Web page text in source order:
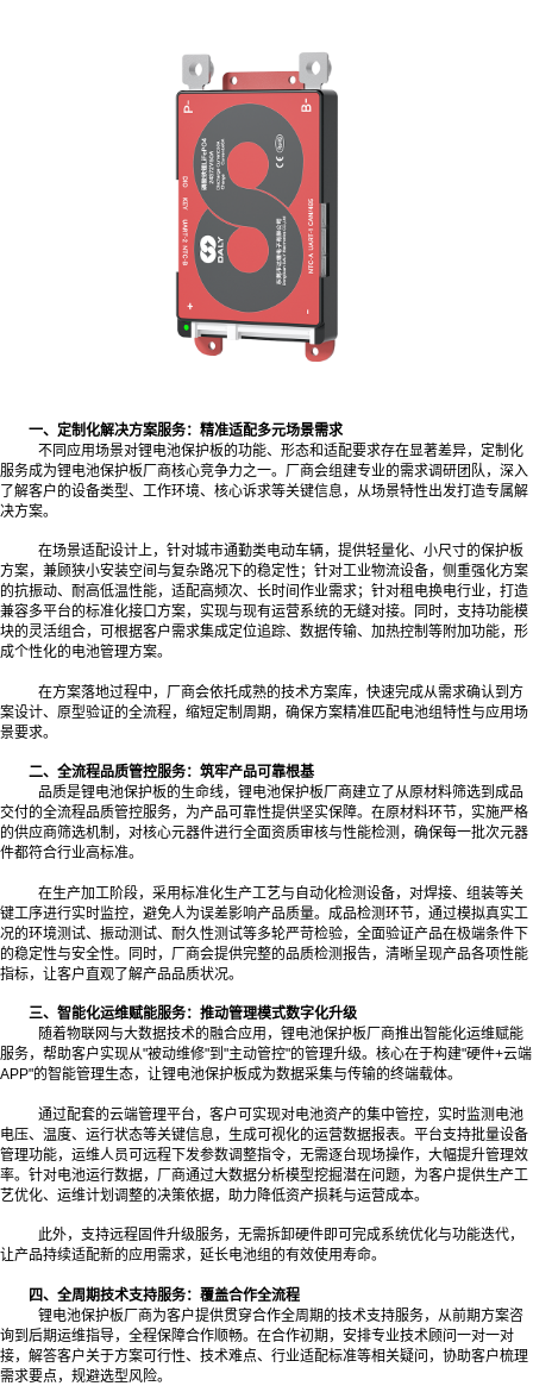
一、定制化解决方案服务：精准适配多元场景需求
不同应用场景对锂电池保护板的功能、形态和适配要求存在显著差异，定制化
服务成为锂电池保护板厂商核心竞争力之一。厂商会组建专业的需求调研团队，深入
了解客户的设备类型、工作环境、核心诉求等关键信息，从场景特性出发打造专属解
决方案。
在场景适配设计上，针对城市通勤类电动车辆，提供轻量化、小尺寸的保护板
方案，兼顾狭小安装空间与复杂路况下的稳定性；针对工业物流设备，侧重强化方案
的抗振动、耐高低温性能，适配高频次、长时间作业需求；针对租电换电行业，打造
兼容多平台的标准化接口方案，实现与现有运营系统的无缝对接。同时，支持功能模
块的灵活组合，可根据客户需求集成定位追踪、数据传输、加热控制等附加功能，形
成个性化的电池管理方案。
在方案落地过程中，厂商会依托成熟的技术方案库，快速完成从需求确认到方
案设计、原型验证的全流程，缩短定制周期，确保方案精准匹配电池组特性与应用场
景要求。
二、全流程品质管控服务：筑牢产品可靠根基
品质是锂电池保护板的生命线，锂电池保护板厂商建立了从原材料筛选到成品
交付的全流程品质管控服务，为产品可靠性提供坚实保障。在原材料环节，实施严格
的供应商筛选机制，对核心元器件进行全面资质审核与性能检测，确保每一批次元器
件都符合行业高标准。
在生产加工阶段，采用标准化生产工艺与自动化检测设备，对焊接、组装等关
键工序进行实时监控，避免人为误差影响产品质量。成品检测环节，通过模拟真实工
况的环境测试、振动测试、耐久性测试等多轮严苛检验，全面验证产品在极端条件下
的稳定性与安全性。同时，厂商会提供完整的品质检测报告，清晰呈现产品各项性能
指标，让客户直观了解产品品质状况。
三、智能化运维赋能服务：推动管理模式数字化升级
随着物联网与大数据技术的融合应用，锂电池保护板厂商推出智能化运维赋能
服务，帮助客户实现从"被动维修"到"主动管控"的管理升级。核心在于构建"硬件+云端
APP"的智能管理生态，让锂电池保护板成为数据采集与传输的终端载体。
通过配套的云端管理平台，客户可实现对电池资产的集中管控，实时监测电池
电压、温度、运行状态等关键信息，生成可视化的运营数据报表。平台支持批量设备
管理功能，运维人员可远程下发参数调整指令，无需逐台现场操作，大幅提升管理效
率。针对电池运行数据，厂商通过大数据分析模型挖掘潜在问题，为客户提供生产工
艺优化、运维计划调整的决策依据，助力降低资产损耗与运营成本。
此外，支持远程固件升级服务，无需拆卸硬件即可完成系统优化与功能迭代，
让产品持续适配新的应用需求，延长电池组的有效使用寿命。
四、全周期技术支持服务：覆盖合作全流程
锂电池保护板厂商为客户提供贯穿合作全周期的技术支持服务，从前期方案咨
询到后期运维指导，全程保障合作顺畅。在合作初期，安排专业技术顾问一对一对
接，解答客户关于方案可行性、技术难点、行业适配标准等相关疑问，协助客户梳理
需求要点，规避选型风险。